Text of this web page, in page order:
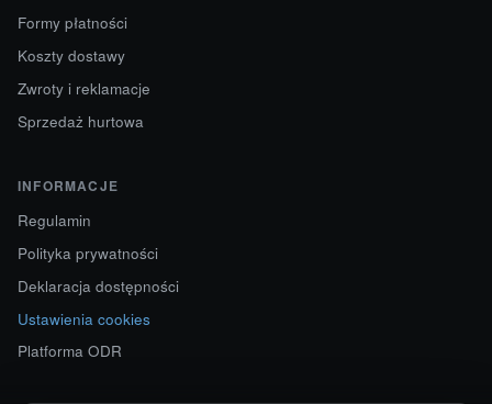
Formy płatności
Koszty dostawy
Zwroty i reklamacje
Sprzedaż hurtowa
INFORMACJE
Regulamin
Polityka prywatności
Deklaracja dostępności
Ustawienia cookies
Platforma ODR